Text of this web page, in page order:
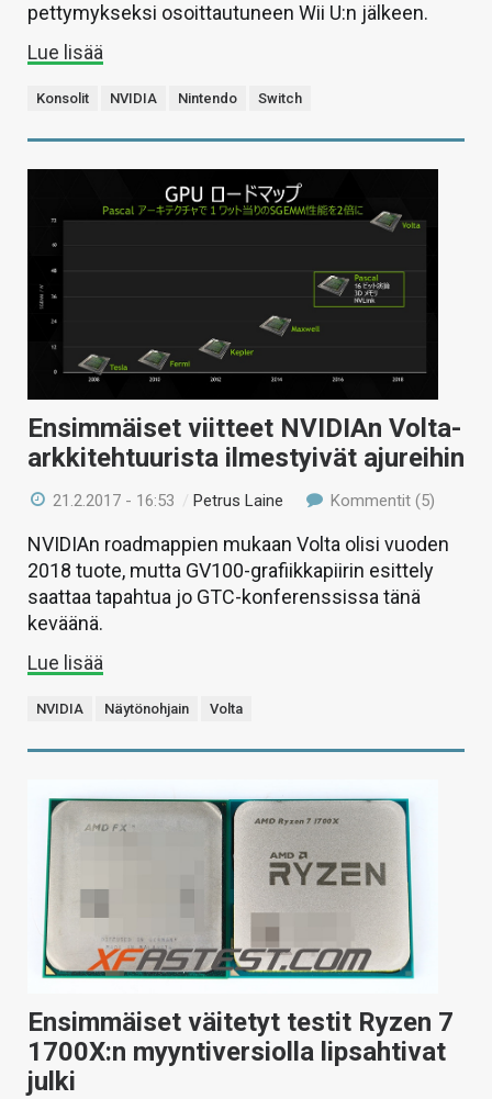
pettymykseksi osoittautuneen Wii U:n jälkeen.
Lue lisää
Konsolit NVIDIA Nintendo Switch
Ensimmäiset viitteet NVIDIAn Volta-
arkkitehtuurista ilmestyivät ajureihin
21.2.2017 - 16:53 / Petrus Laine Kommentit (5)
NVIDIAn roadmappien mukaan Volta olisi vuoden
2018 tuote, mutta GV100-grafiikkapiirin esittely
saattaa tapahtua jo GTC-konferenssissa tänä
keväänä.
Lue lisää
NVIDIA Näytönohjain Volta
Ensimmäiset väitetyt testit Ryzen 7
1700X:n myyntiversiolla lipsahtivat
julki